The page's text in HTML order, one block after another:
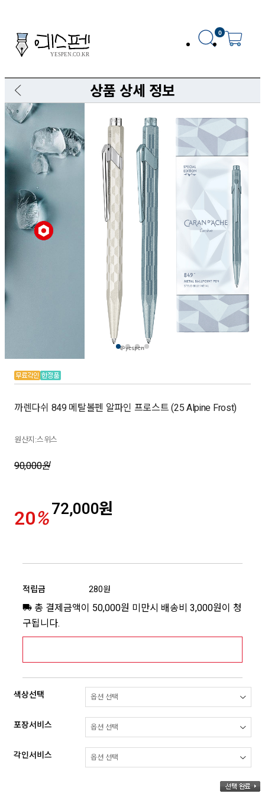
0
상품 상세 정보
까렌다쉬 849 메탈볼펜 알파인 프로스트 (25 Alpine Frost)
원산지:스위스
90,000원
20%72,000원
적립금 280원
총 결제금액이 50,000원 미만시 배송비 3,000원이 청
구됩니다.
색상선택
포장서비스
각인서비스